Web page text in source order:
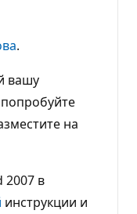
.
вашу
на
2007 в
инструкции и